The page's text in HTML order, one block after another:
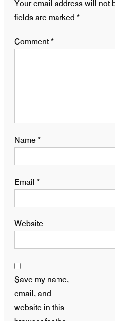
Your email address will not
fields are marked *
Comment*
Name*
Email *
Website
Save my name,
email, and
website in this